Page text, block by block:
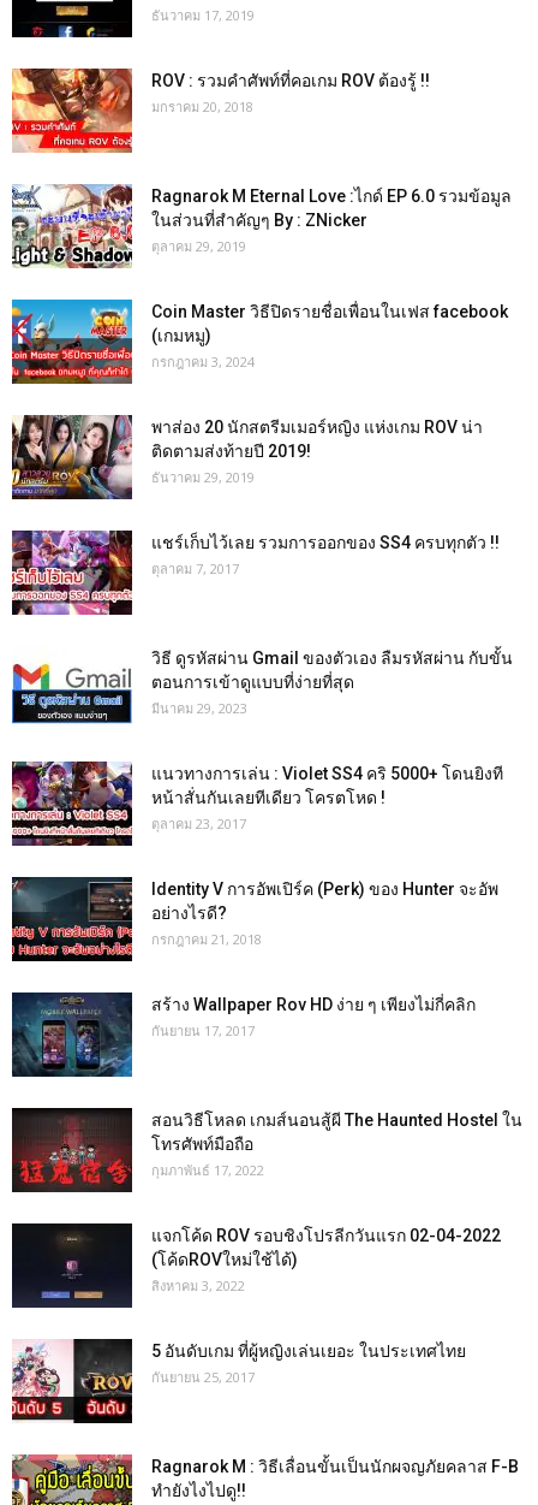
ธันวาคม 17, 2019
ROV : รวมคำศัพท์ที่คอเกม ROV ต้องรู้ !!
มกราคม 20, 2018
Ragnarok M Eternal Love :ไกด์ EP 6.0 รวมข้อมูล
ในส่วนที่สำคัญๆ By : ZNicker
ตุลาคม 29, 2019
Coin Master วิธีปิดรายชื่อเพื่อนในเฟส facebook
(เกมหมู)
กรกฎาคม 3, 2024
พาส่อง 20 นักสตรีมเมอร์หญิง แห่งเกม ROV น่า
ติดตามส่งท้ายปี 2019!
ธันวาคม 29, 2019
แชร์เก็บไว้เลย รวมการออกของ SS4 ครบทุกตัว !!
ตุลาคม 7, 2017
วิธี ดูรหัสผ่าน Gmail ของตัวเอง ลืมรหัสผ่าน กับขั้น
ตอนการเข้าดูแบบที่ง่ายที่สุด
มีนาคม 29, 2023
แนวทางการเล่น : Violet SS4 คริ 5000+ โดนยิงที
หน้าสั่นกันเลยทีเดียว โครตโหด !
ตุลาคม 23, 2017
Identity V การอัพเปิร์ค (Perk) ของ Hunter จะอัพ
อย่างไรดี?
กรกฎาคม 21, 2018
สร้าง Wallpaper Rov HD ง่าย ๆ เพียงไม่กี่คลิก
กันยายน 17, 2017
สอนวิธีโหลด เกมส์นอนสู้ผี The Haunted Hostel ใน
โทรศัพท์มือถือ
กุมภาพันธ์ 17, 2022
แจกโค้ด ROV รอบชิงโปรลีกวันแรก 02-04-2022
(โค้ดROVใหม่ใช้ได้)
สิงหาคม 3, 2022
5 อันดับเกม ที่ผู้หญิงเล่นเยอะ ในประเทศไทย
กันยายน 25, 2017
Ragnarok M : วิธีเลื่อนขั้นเป็นนักผจญภัยคลาส F-B
ทำยังไงไปดู!!